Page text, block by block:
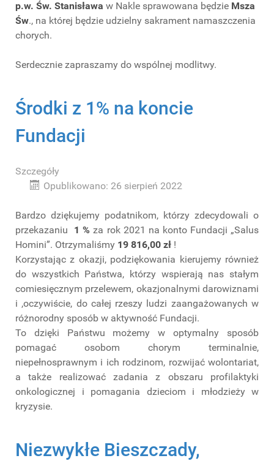
p.w. Św. Stanisława w Nakle sprawowana będzie Msza
Św., na której będzie udzielny sakrament namaszczenia
chorych.
Serdecznie zapraszamy do wspólnej modlitwy.
Środki z 1% na koncie
Fundacji
Szczegóły
Opublikowano: 26 sierpień 2022
Bardzo dziękujemy podatnikom, którzy zdecydowali o
przekazaniu 1 % za rok 2021 na konto Fundacji „Salus
Homini”. Otrzymaliśmy 19 816,00 zł !
Korzystając z okazji, podziękowania kierujemy również
do wszystkich Państwa, którzy wspierają nas stałym
comiesięcznym przelewem, okazjonalnymi darowiznami
i ,oczywiście, do całej rzeszy ludzi zaangażowanych w
różnorodny sposób w aktywność Fundacji.
To dzięki Państwu możemy w optymalny sposób
pomagać osobom chorym terminalnie,
niepełnosprawnym i ich rodzinom, rozwijać wolontariat,
a także realizować zadania z obszaru profilaktyki
onkologicznej i pomagania dzieciom i młodzieży w
kryzysie.
Niezwykłe Bieszczady,